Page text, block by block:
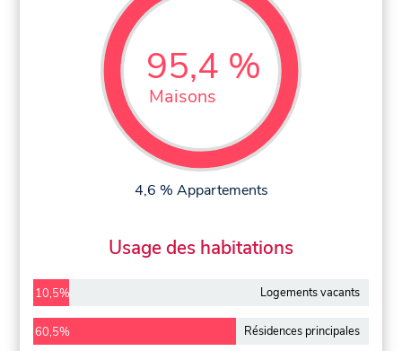
95,4 %
Maisons
4,6 % Appartements
Usage des habitations
10,5% Logements vacants
60,5% Résidences principales